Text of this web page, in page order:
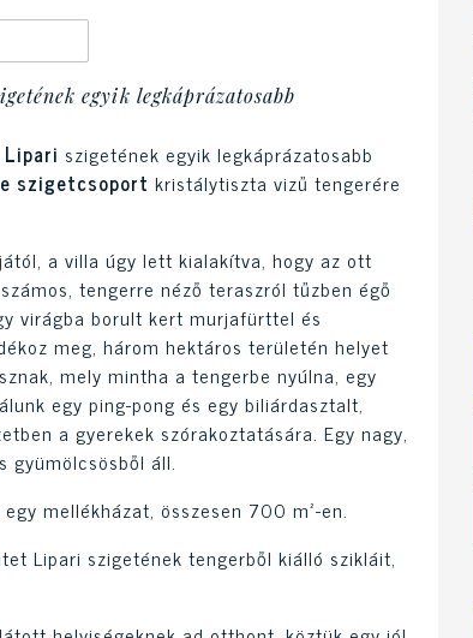
egyik legkáprázatosabb
Lipari szigetének egyik legkáprázatosabb
szigetcsoport kristálytiszta vizű tengerére
a villa úgy lett kialakítva, hogy az ott
tengerre néző teraszról tűzben égő
virágba borult kert murjafürttel és
meg, három hektáros területén helyet
mely mintha a tengerbe nyúlna, egy
egy ping-pong és egy biliárdasztalt,
a gyerekek szórakoztatására. Egy nagy,
áll.
mellékházat, összesen 700 m²-en.
Lipari szigetének tengerből kiálló szikláit,